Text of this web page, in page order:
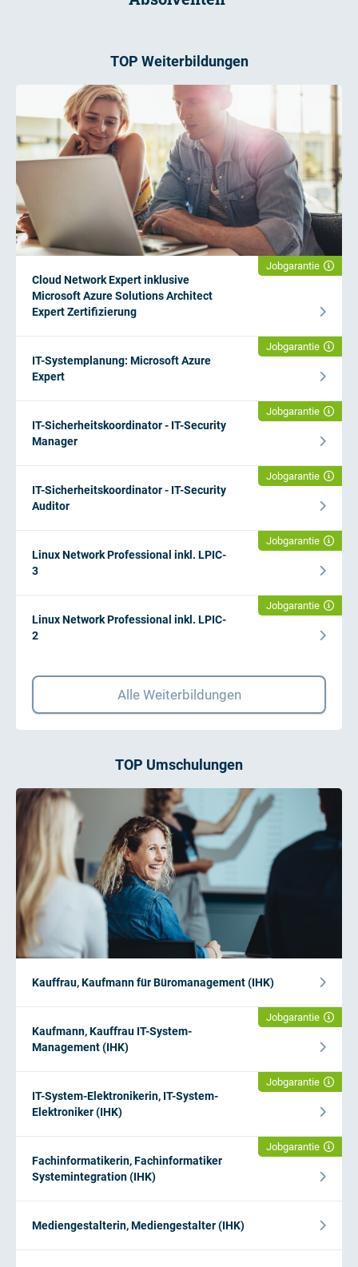
TOP Weiterbildungen
Jobgarantie
Cloud Network Expert inklusive
Microsoft Azure Solutions Architect
Expert Zertifizierung
Jobgarantie
IT-Systemplanung: Microsoft Azure
Expert
Jobgarantie
IT-Sicherheitskoordinator - IT-Security
Manager
Jobgarantie
IT-Sicherheitskoordinator - IT-Security
Auditor
Jobgarantie
Linux Network Professional inkl. LPIC-
3
Jobgarantie
Linux Network Professional inkl. LPIC-
2
Alle Weiterbildungen
TOP Umschulungen
Kauffrau, Kaufmann für Büromanagement (IHK)
Jobgarantie
Kaufmann, Kauffrau IT-System-
Management (IHK)
Jobgarantie
IT-System-Elektronikerin, IT-System-
Elektroniker (IHK)
Jobgarantie
Fachinformatikerin, Fachinformatiker
Systemintegration (IHK)
Mediengestalterin, Mediengestalter (IHK)